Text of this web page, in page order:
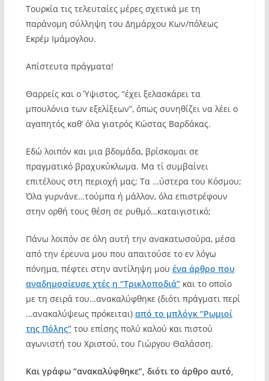
Τουρκία τις τελευταίες μέρες σχετικά με τη
παράνομη σύλληψη του Δημάρχου Κων/πόλεως
Εκρέμ Ιμάμογλου.
Απίστευτα πράγματα!
Θαρρείς και ο Ύψιστος, “έχει ξελασκάρει τα
μπουλόνια των εξελίξεων”, όπως συνηθίζει να λέει ο
αγαπητός καθ’ όλα γιατρός Κώστας Βαρδάκας.
Εδώ λοιπόν και μια βδομάδα, βρίσκομαι σε
πραγματικό βραχυκύκλωμα. Μα τί συμβαίνει
επιτέλους στη περιοχή μας; Τα …ύστερα του Κόσμου;
Όλα γυρνάνε…τούμπα ή μάλλον, όλα επιστρέφουν
στην ορθή τους θέση σε ρυθμό…καταιγιστικό;
Πάνω λοιπόν σε όλη αυτή την ανακατωσούρα, μέσα
από την έρευνα μου που απαιτούσε το εν λόγω
πόνημα, πέφτει στην αντίληψη μου ένα άρθρο που
αναδημοσίευσε χτές η “Τρικλοποδιά”και το οποίο
με τη σειρά του…ανακαλύφθηκε (διότι πράγματι περί
…ανακαλύψεως πρόκειται) από το μπλόγκ “Ρωμιοί
της Πόλης”του επίσης πολύ καλού και πιστού
αγωνιστή του Χριστού, του Γιώργου Θαλάσση.
Και γράφω “ανακαλύφθηκε”, διότι το άρθρο αυτό,